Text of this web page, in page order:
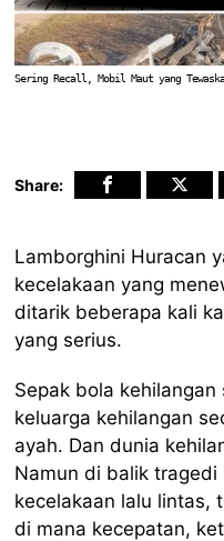
Sering Recall, Mobil Maut yang
Share:
Lamborghini Huracan
kecelakaan yang
ditarik beberapa kali
yang serius.
Sepak bola
keluarga kehilangan
ayah. Dan dunia
Namun di balik tragedi
kecelakaan lalu lintas,
di mana kecepatan,